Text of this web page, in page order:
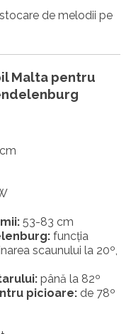
de melodii pe
Malta pentru
53-83 cm
funcția
scaunului la 20º,
până la 82º
picioare: de 78º